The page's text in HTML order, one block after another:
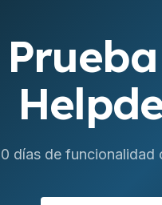
días de funcionalidad